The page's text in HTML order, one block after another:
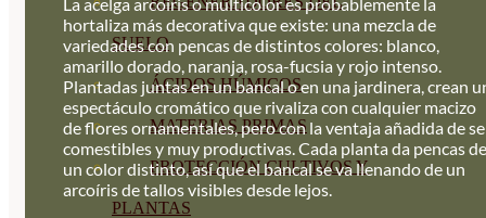
SUELO
ÁCIDOS HÚMICOS
MATERIAS PRIMAS
PROTECCIÓN CULTIVOS Y
PLANTAS
hortaliza más decorativa que existe: una mezcla de
variedades con pencas de distintos colores: blanco,
amarillo dorado, naranja, rosa-fucsia y rojo intenso.
Plantadas juntas en un bancal o en una jardinera, crean
espectáculo cromático que rivaliza con cualquier macizo
de flores ornamentales, pero con la ventaja añadida de
comestibles y muy productivas. Cada planta da pencas de
un color distinto, así que el bancal se va llenando de un
arcoíris de tallos visibles desde lejos.